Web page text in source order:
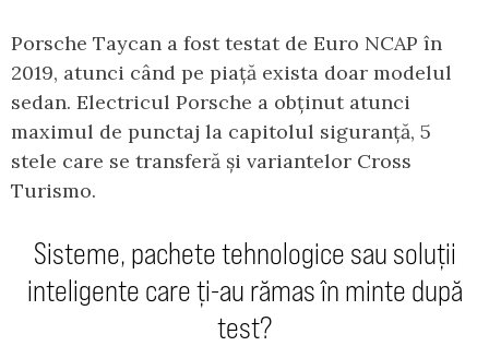
Porsche Taycan a fost testat de Euro NCAP în
2019, atunci când pe piață exista doar modelul
sedan. Electricul Porsche a obținut atunci
maximul de punctaj la capitolul siguranță, 5
stele care se transferă și variantelor Cross
Turismo.
Sisteme, pachete tehnologice sau soluții
inteligente care ți-au rămas în minte după
test?